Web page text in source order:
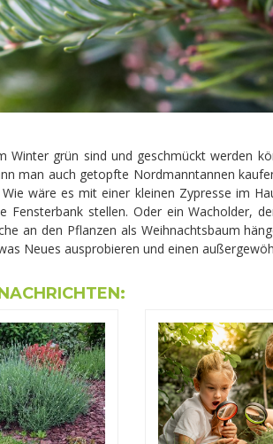
Winter grün sind und geschmückt werden
man auch getopfte Nordmanntannen
wäre es mit einer kleinen Zypresse im
stellen. Oder ein Wacholder,
an den Pflanzen als Weihnachtsbaum
Neues ausprobieren und einen